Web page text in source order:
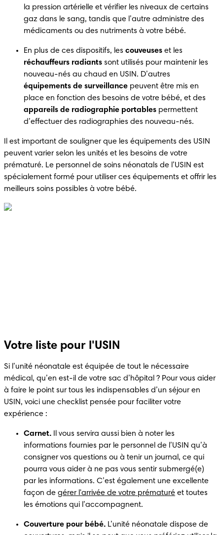
la pression artérielle et vérifier les niveaux de certains
gaz dans le sang, tandis que l’autre administre des
médicaments ou des nutriments à votre bébé.
En plus de ces dispositifs, les couveuses
réchauffeurs radiants sont utilisés pour maintenir les
équipements de surveillance peuvent être mis en
appareils de radiographie portables permettent
d’effectuer des radiographies des nouveau-nés.
Il est important de souligner que les équipements des USIN
peuvent varier selon les unités et les besoins de votre
prématuré. Le personnel de soins néonatals de l’USIN est
spécialement formé pour utiliser ces équipements et offrir les
meilleurs soins possibles à votre bébé.
Votre liste pour l'USIN
Si l’unité néonatale est équipée de tout le nécessaire
médical, qu’en est-il de votre sac d’hôpital ? Pour vous aider
à faire le point sur tous les indispensables d’un séjour en
USIN, voici une checklist pensée pour faciliter votre
expérience :
Carnet.
Il vous servira aussi bien à noter les
informations fournies par le personnel de l’USIN qu’à
consigner vos questions ou à tenir un journal, ce qui
pourra vous aider à ne pas vous sentir submergé(e)
par les informations. C’est également une excellente
façon de gérer l'arrivée de votre prématuré et toutes
les émotions qui l’accompagnent.
Couverture pour bébé. L’unité néonatale dispose de